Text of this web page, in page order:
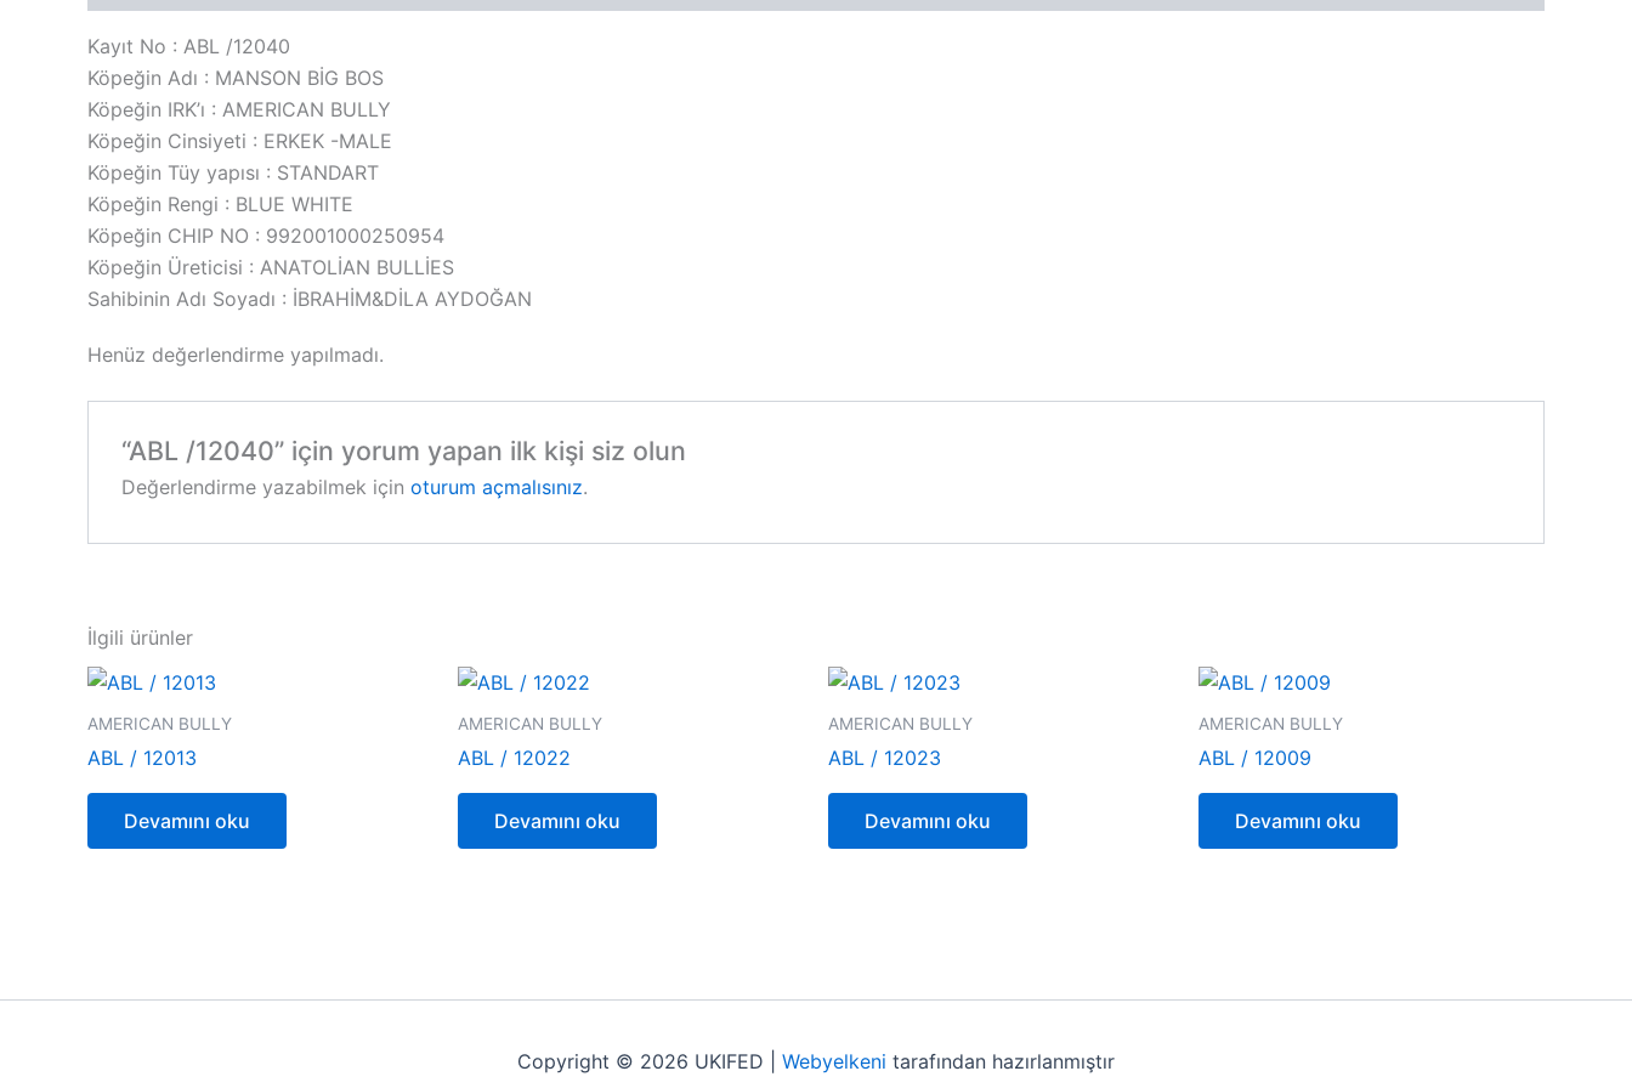
Kayıt No : ABL /12040
Köpeğin Adı : MANSON BİG BOS
Köpeğin IRK’ı : AMERICAN BULLY
Köpeğin Cinsiyeti : ERKEK -MALE
Köpeğin Tüy yapısı : STANDART
Köpeğin Rengi : BLUE WHITE
Köpeğin CHIP NO : 992001000250954
Köpeğin Üreticisi : ANATOLİAN BULLİES
Sahibinin Adı Soyadı : İBRAHİM&DİLA AYDOĞAN
Henüz değerlendirme yapılmadı.
“ABL /12040” için yorum yapan ilk kişi siz olun
Değerlendirme yazabilmek için oturum açmalısınız.
İlgili ürünler
AMERICAN BULLY
ABL / 12013
Devamını oku
AMERICAN BULLY
ABL / 12022
Devamını oku
AMERICAN BULLY
ABL / 12023
Devamını oku
AMERICAN BULLY
ABL / 12009
Devamını oku
Copyright © 2026 UKIFED | Webyelkeni tarafından hazırlanmıştır